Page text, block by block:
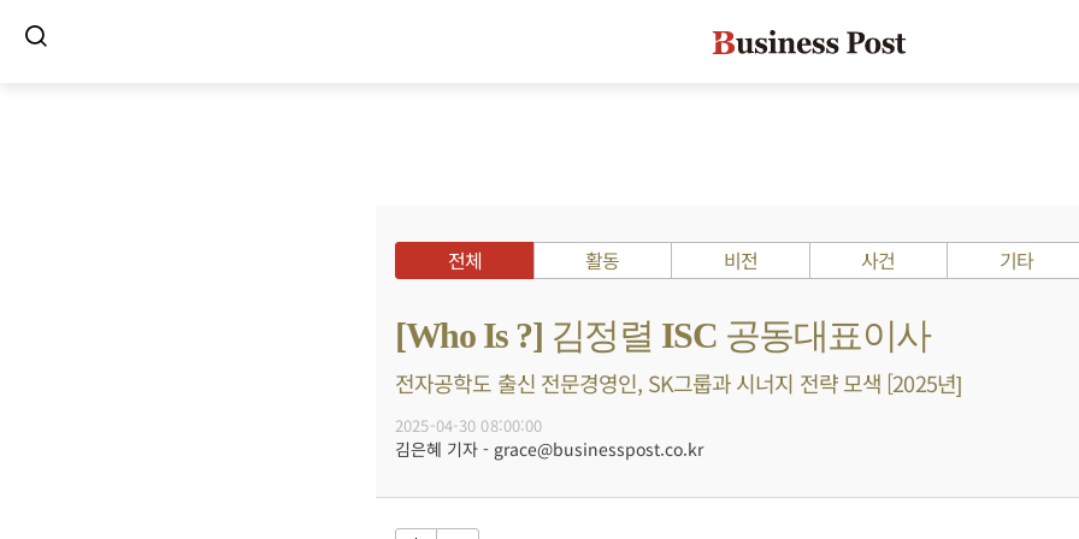
전체 활동 비전 사건 기타
[Who Is ?] 김정렬 ISC 공동대표이사
전자공학도 출신 전문경영인, SK그룹과 시너지 전략 모색 [2025년]
2025-04-30 08:00:00
김은혜 기자 - grace@businesspost.co.kr